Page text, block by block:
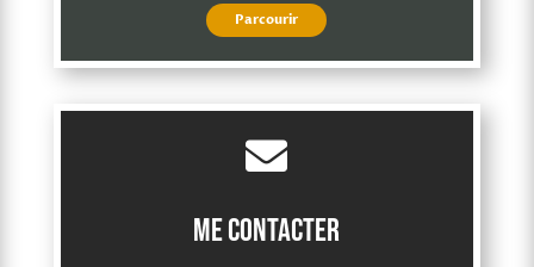
Parcourir

Me contacter